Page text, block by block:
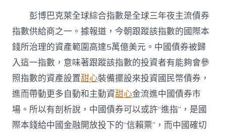
萊
債
券
指
數
國
際
資
本
看
好
中
彭博巴克萊全球綜合指數是全球三年夜主流債券
指數供給商之一。據報道，今朝跟蹤該指數的國際本
錢所治理的資產範圍高達5萬億美元。中國債券被歸
入這一指數，意味著跟蹤該指數的投資者有能夠會參
照指數的資產設置甜心裝備擺設來投資國民幣債券，
進而帶動更多自動和主動資甜心金流進中國債券市
場。所以有剖析說，中國債券可以或許“進指”，是國
際本錢給中國金融開放投下的“信賴票”，而中國確切